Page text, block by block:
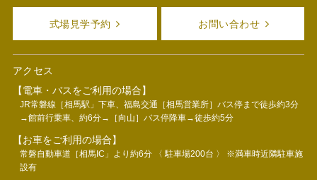
式場見学予約 お問い合わせ
アクセス
【電車・バスをご利用の場合】
JR常磐線［相馬駅」下車、福島交通［相馬営業所］バス停まで徒歩約3分
→館前行乗車、約6分→［向山］バス停降車→徒歩約5分
【お車をご利用の場合】
常磐自動車道［相馬IC」より約6分 〈 駐車場200台 〉 ※満車時近隣駐車施
設有